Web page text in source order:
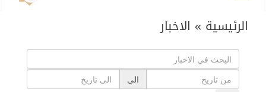
الرئيسية » الاخبار
الى